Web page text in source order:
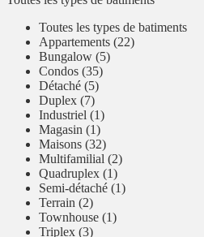
Toutes les types de batiments
Appartements (22)
Bungalow (5)
Condos (35)
Détaché (5)
Duplex (7)
Industriel (1)
Magasin (1)
Maisons (32)
Multifamilial (2)
Quadruplex (1)
Semi-détaché (1)
Terrain (2)
Townhouse (1)
Triplex (3)